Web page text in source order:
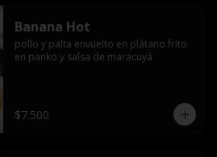
Banana Hot
pollo y palta envuelto en plátano frito
en panko y salsa de maracuyá
$7.500